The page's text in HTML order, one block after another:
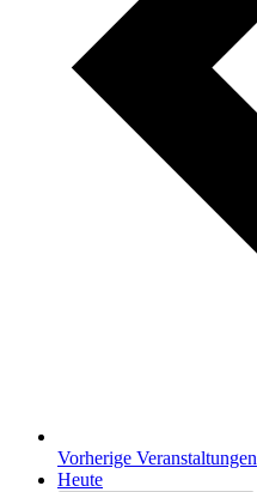
Vorherige Veranstaltungen
Heute